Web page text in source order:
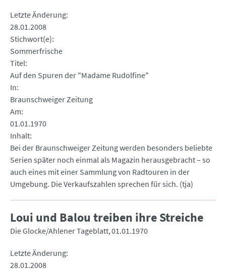
Letzte Änderung
28.01.2008
Stichwort(e)
Sommerfrische
Titel
Auf den Spuren der "Madame Rudolfine"
In
Braunschweiger Zeitung
Am
01.01.1970
Inhalt
Bei der Braunschweiger Zeitung werden besonders beliebte
Serien später noch einmal als Magazin herausgebracht – so
auch eines mit einer Sammlung von Radtouren in der
Umgebung. Die Verkaufszahlen sprechen für sich. (tja)
Loui und Balou treiben ihre Streiche
Die Glocke/Ahlener Tageblatt 01.01.1970
Letzte Änderung
28.01.2008